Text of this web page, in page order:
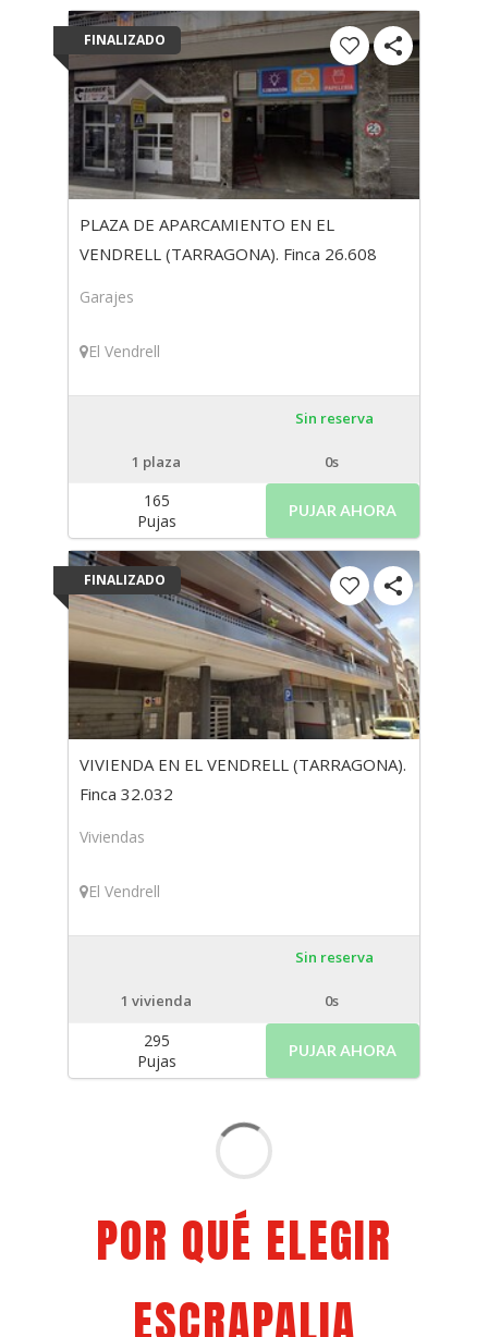
FINALIZADO
PLAZA DE APARCAMIENTO EN EL
VENDRELL (TARRAGONA). Finca 26.608
Garajes
El Vendrell
Sin reserva
1 plaza 0s
165
Pujas
PUJAR AHORA
FINALIZADO
VIVIENDA EN EL VENDRELL (TARRAGONA).
Finca 32.032
Viviendas
El Vendrell
Sin reserva
1 vivienda 0s
295
Pujas
PUJAR AHORA
POR QUÉ ELEGIR
ESCRAPALIA